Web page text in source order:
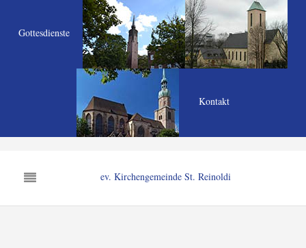
Gottesdienste
Kontakt
ev. Kirchengemeinde St. Reinoldi